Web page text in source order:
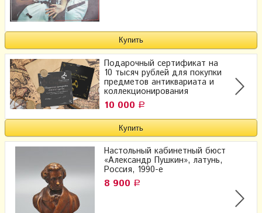
Подарочный сертификат на
10 тысяч рублей для покупки
предметов антиквариата и
коллекционирования
10 000 Р
Настольный кабинетный бюст
«Александр Пушкин», латунь,
Россия, 1990-е
8 900 Р